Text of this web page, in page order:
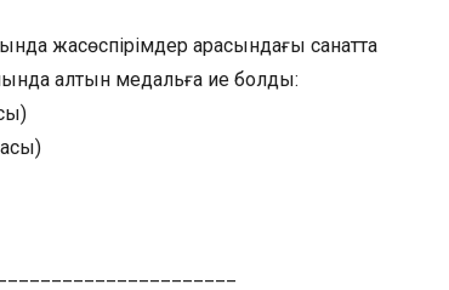
жасөспірімдер арасындағы санатта
алтын медальға ие болды: